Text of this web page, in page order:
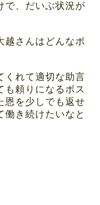
で、だいぶ状況が
越さんはどんなボ
くれて適切な助言
も頼りになるボス
恩を少しでも返せ
働き続けたいなと